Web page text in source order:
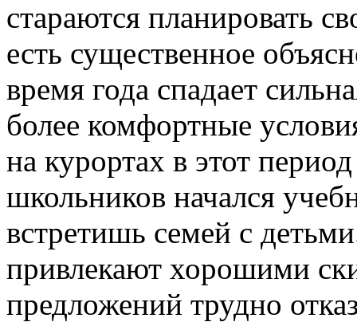
стараются планировать
есть существенное
время года спадает
более комфортные
на курортах в этот
школьников начался
встретишь семей с
привлекают хорошими
предложений трудно